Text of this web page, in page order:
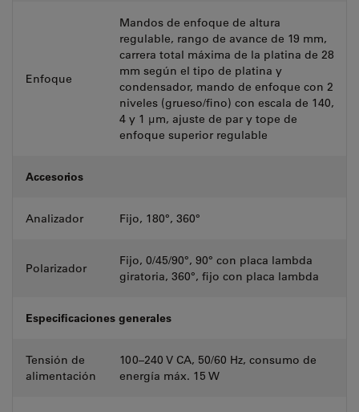
Enfoque
Mandos de enfoque de altura
regulable, rango de avance de 19 mm,
carrera total máxima de la platina de 28
mm según el tipo de platina y
condensador, mando de enfoque con 2
niveles (grueso/fino) con escala de 140,
4 y 1 µm, ajuste de par y tope de
enfoque superior regulable
Accesorios
Analizador Fijo, 180°, 360°
Polarizador
Fijo, 0/45/90°, 90° con placa lambda
giratoria, 360°, fijo con placa lambda
Especificaciones generales
Tensión de
alimentación
100–240 V CA, 50/60 Hz, consumo de
energía máx. 15 W